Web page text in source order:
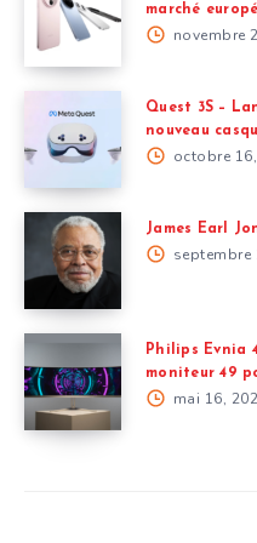
marché
novembre
Quest 3S –
nouveau
octobre
James Earl
septembre
Philips Evnia
moniteur 49
mai 16,